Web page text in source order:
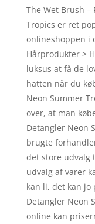
The Wet Brush –
Tropics er ret
onlineshoppen i
Hårprodukter >
luksus at få de
hatten når du
Neon Summer
over, at man
Detangler Neon
brugte
det store udvalg
udvalg af varer
kan li, det kan jo
Detangler Neon
online kan